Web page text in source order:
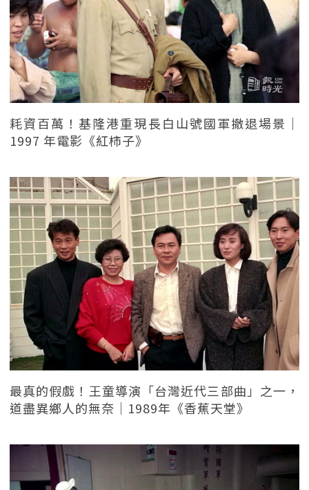
耗資百萬！基隆港重現長白山號國軍撤退場景｜
1997 年電影《紅柿子》
最真的假戲！王童導演「台灣近代三部曲」之一，
道盡異鄉人的無奈｜1989年《香蕉天堂》